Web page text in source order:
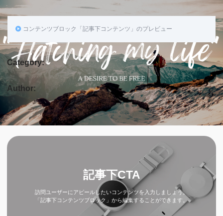
コンテンツブロック「記事下コンテンツ」のプレビュー
Category:
Author:
記事下CTA
訪問ユーザーにアピールしたいコンテンツを入力しましょう。
「記事下コンテンツブロック」から編集することができます。